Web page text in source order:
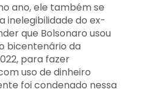
ano, ele também se
inelegibilidade do ex-
que Bolsonaro usou
bicentenário da
para fazer
uso de dinheiro
foi condenado nessa